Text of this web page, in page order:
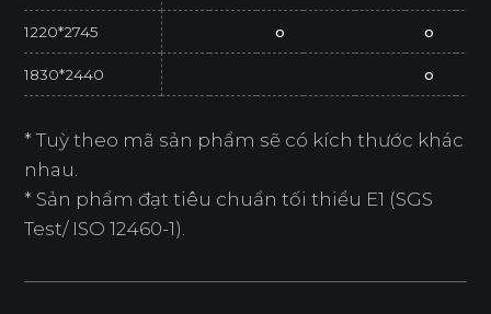
1220*2745 o o
1830*2440 o
* Tuỳ theo mã sản phẩm sẽ có kích thước khác
nhau.
* Sản phẩm đạt tiêu chuẩn tối thiểu E1 (SGS
Test/ ISO 12460-1).